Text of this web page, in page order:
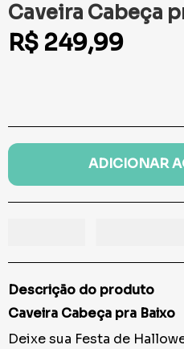
Caveira Cabeça
R$ 249,99
ADICIONAR
Descrição do produto
Caveira Cabeça pra Baixo
Deixe sua Festa de